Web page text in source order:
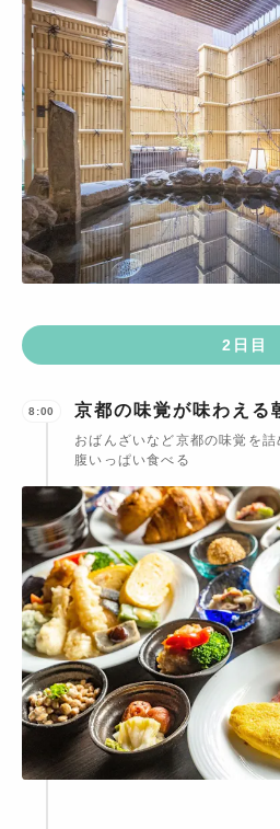
2 日目
8:00 京都の味覚が味わえる
おばんざいなど京都の味覚を
腹いっぱい食べる